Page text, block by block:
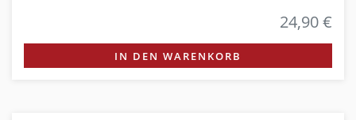
24,90 €
IN DEN WARENKORB